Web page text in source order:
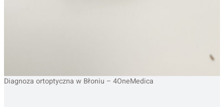
Diagnoza ortoptyczna w Błoniu – 4OneMedica